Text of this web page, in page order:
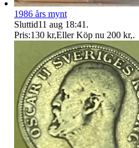
1986 års mynt
Sluttid11 aug 18:41 .
Pris:130 kr,Eller Köp nu 200 kr,.